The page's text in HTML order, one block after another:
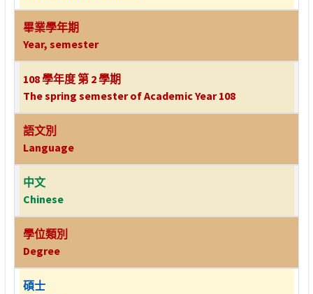
畢業學年期
Year, semester
108 學年度 第 2 學期
The spring semester of Academic Year 108
語文別
Language
中文
Chinese
學位類別
Degree
碩士